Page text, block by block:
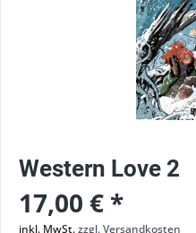
Western Love 2
17,00 € *
inkl. MwSt.zzgl. Versandkosten